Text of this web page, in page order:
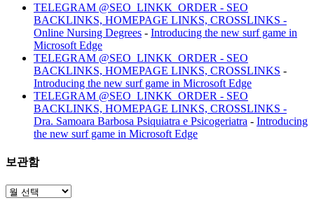
TELEGRAM @SEO_LINKK_ORDER - SEO
BACKLINKS, HOMEPAGE LINKS, CROSSLINKS -
Online Nursing Degrees - Introducing the new surf game in
Microsoft Edge
TELEGRAM @SEO_LINKK_ORDER - SEO
BACKLINKS, HOMEPAGE LINKS, CROSSLINKS -
Introducing the new surf game in Microsoft Edge
TELEGRAM @SEO_LINKK_ORDER - SEO
BACKLINKS, HOMEPAGE LINKS, CROSSLINKS -
Dra. Samoara Barbosa Psiquiatra e Psicogeriatra - Introducing
the new surf game in Microsoft Edge
보관함
보